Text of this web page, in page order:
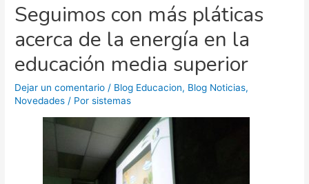
Seguimos con más pláticas
acerca de la energía en la
educación media superior
Dejar un comentario / Blog Educacion, Blog Noticias,
Novedades / Porsistemas